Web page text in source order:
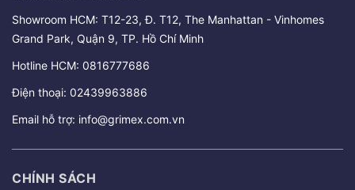
Showroom HCM: T12-23, Đ. T12, The Manhattan - Vinhomes
Grand Park, Quận 9, TP. Hồ Chí Minh
Hotline HCM: 0816777686
Điện thoại: 02439963886
Email hỗ trợ: info@grimex.com.vn
CHÍNH SÁCH